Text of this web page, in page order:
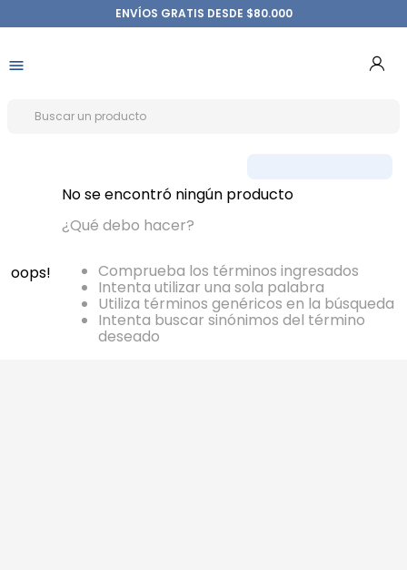
ENVÍOS GRATIS DESDE $80.000
oops!
No se encontró ningún producto
¿Qué debo hacer?
Comprueba los términos ingresados
Intenta utilizar una sola palabra
Utiliza términos genéricos en la búsqueda
Intenta buscar sinónimos del término
deseado